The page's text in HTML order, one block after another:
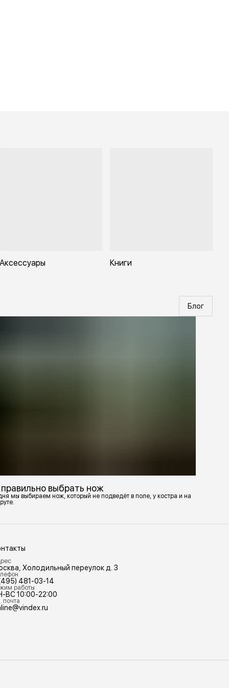
Аксессуары Книги
Блог
выбрать нож
мы выбираем нож, который не подведёт в поле, у костра и на
Холодильный переулок д. 3
481-03-14
работы
ВС 10:00-22:00
почта